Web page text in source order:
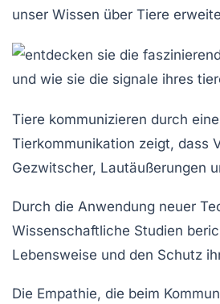
unser Wissen über Tiere
Tiere kommunizieren durch
Tierkommunikation zeigt, dass
Gezwitscher, Lautäußerungen
Durch die Anwendung neuer
Wissenschaftliche Studien
Lebensweise und den Schutz
Die Empathie, die beim